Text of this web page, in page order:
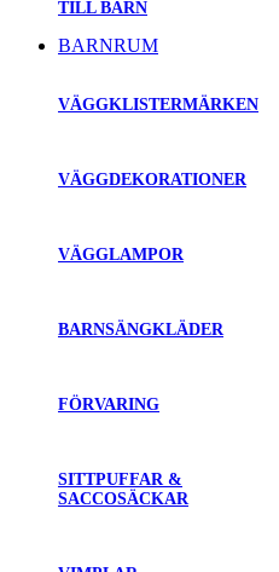
TILL BARN
BARNRUM
VÄGGKLISTERMÄRKEN
VÄGGDEKORATIONER
VÄGGLAMPOR
BARNSÄNGKLÄDER
FÖRVARING
SITTPUFFAR &
SACCOSÄCKAR